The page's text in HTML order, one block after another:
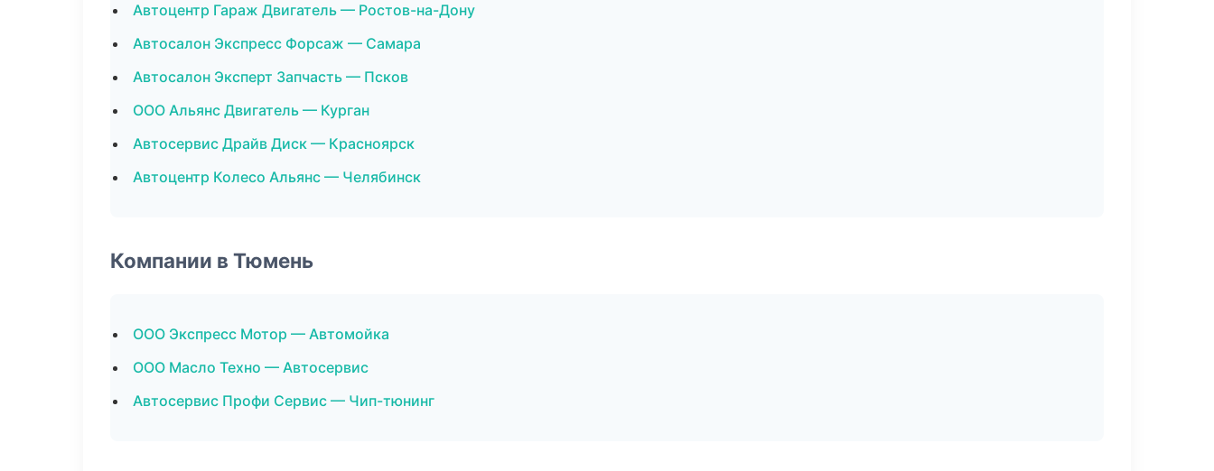
Автоцентр Гараж Двигатель — Ростов-на-Дону
Автосалон Экспресс Форсаж — Самара
Автосалон Эксперт Запчасть — Псков
ООО Альянс Двигатель — Курган
Автосервис Драйв Диск — Красноярск
Автоцентр Колесо Альянс — Челябинск
Компании в Тюмень
ООО Экспресс Мотор — Автомойка
ООО Масло Техно — Автосервис
Автосервис Профи Сервис — Чип-тюнинг